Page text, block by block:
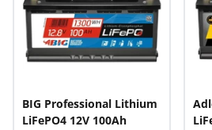
BIG Professional Lithium
LiFePO4 12V 100Ah